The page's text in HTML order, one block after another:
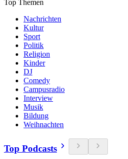
Top Themen
Nachrichten
Kultur
Sport
Politik
Religion
Kinder
DJ
Comedy
Campusradio
Interview
Musik
Bildung
Weihnachten
Top Podcasts